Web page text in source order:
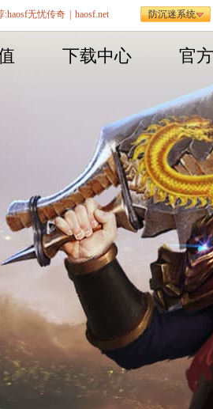
下载中心 官
:haosf无忧传奇 haosf.net 防沉迷系统